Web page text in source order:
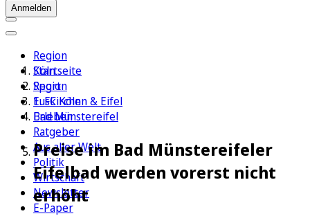
Anmelden
Region
Köln
Sport
1. FC Köln
Erleben
Ratgeber
Aus aller Welt
Politik
Wirtschaft
Newsletter
E-Paper
Startseite
Region
Euskirchen & Eifel
Bad Münstereifel
Preise im Bad Münstereifeler
Eifelbad werden vorerst nicht
erhöht